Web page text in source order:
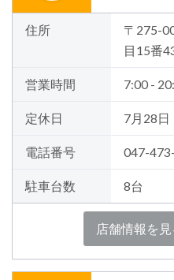
住所
〒275-
目15番
営業時間 7:00 -
定休日 7月28日
電話番号 047-
駐車台数 8台
店舗情報を見